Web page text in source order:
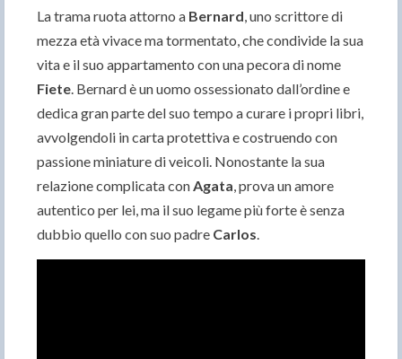
La trama ruota attorno a Bernard, uno scrittore di
mezza età vivace ma tormentato, che condivide la sua
vita e il suo appartamento con una pecora di nome
Fiete. Bernard è un uomo ossessionato dall’ordine e
dedica gran parte del suo tempo a curare i propri libri,
avvolgendoli in carta protettiva e costruendo con
passione miniature di veicoli. Nonostante la sua
relazione complicata conAgata, prova un amore
autentico per lei, ma il suo legame più forte è senza
dubbio quello con suo padre Carlos.